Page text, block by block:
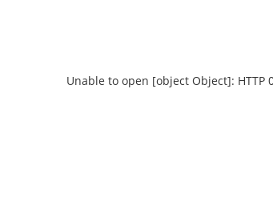
Unable to open [object Object]: